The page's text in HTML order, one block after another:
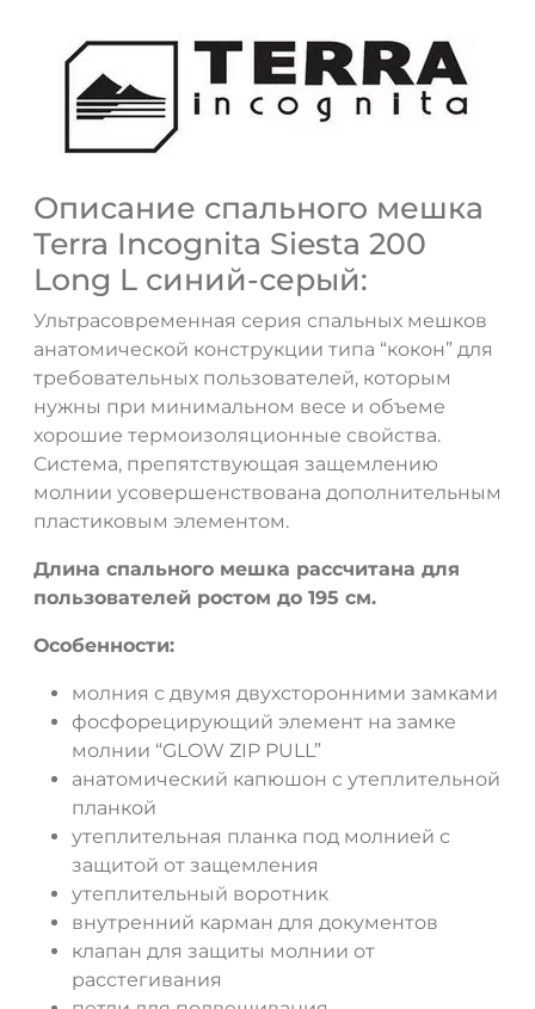
Описание спального мешка
Terra Incognita Siesta 200
Long L синий-серый:
Ультрасовременная серия спальных мешков
анатомической конструкции типа “кокон” для
требовательных пользователей, которым
нужны при минимальном весе и объеме
хорошие термоизоляционные свойства.
Система, препятствующая защемлению
молнии усовершенствована дополнительным
пластиковым элементом.
Длина спального мешка рассчитана для
пользователей ростом до 195 см.
Особенности:
молния с двумя двухсторонними замками
фосфорецирующий элемент на замке
молнии “GLOW ZIP PULL”
анатомический капюшон с утеплительной
планкой
утеплительная планка под молнией с
защитой от защемления
утеплительный воротник
внутренний карман для документов
клапан для защиты молнии от
расстегивания
ДА НЕТ